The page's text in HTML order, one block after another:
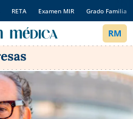
RETA Examen MIR Grado Familia